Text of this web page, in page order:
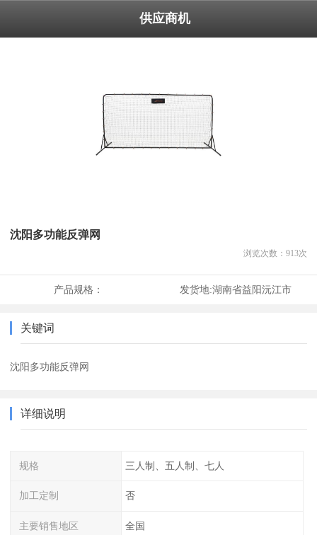
供应商机
沈阳多功能反弹网
浏览次数： 913次
产品规格： 发货地:湖南省益阳沅江市
关键词
沈阳多功能反弹网
详细说明
规格 三人制、五人制、七人
加工定制 否
主要销售地区 全国